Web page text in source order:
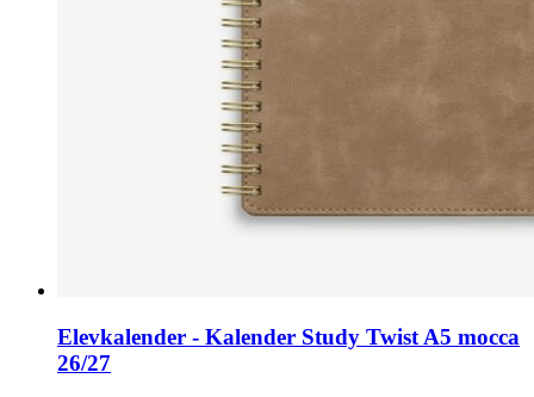
Elevkalender - Kalender Study Twist A5 mocca
26/27